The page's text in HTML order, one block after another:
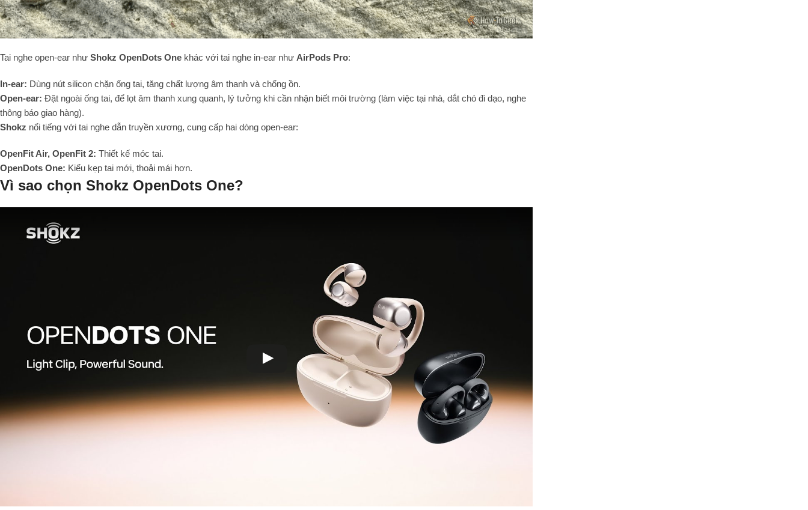
Tai nghe open-ear như Shokz OpenDots One khác với tai nghe in-ear như AirPods Pro:
In-ear: Dùng nút silicon chặn ống tai, tăng chất lượng âm thanh và chống ồn.
Open-ear: Đặt ngoài ống tai, để lọt âm thanh xung quanh, lý tưởng khi cần nhận biết môi trường (làm việc tại nhà, dắt chó đi dạo, nghe
thông báo giao hàng).
Shokz nổi tiếng với tai nghe dẫn truyền xương, cung cấp hai dòng open-ear:
OpenFit Air, OpenFit 2: Thiết kế móc tai.
OpenDots One: Kiểu kẹp tai mới, thoải mái hơn.
Vì sao chọn Shokz OpenDots One?